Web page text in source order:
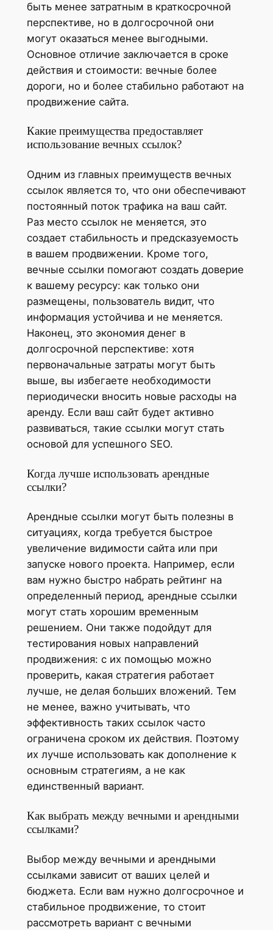
быть менее затратным в краткосрочной
перспективе, но в долгосрочной они
могут оказаться менее выгодными.
Основное отличие заключается в сроке
действия и стоимости: вечные более
дороги, но и более стабильно работают на
продвижение сайта.
Какие преимущества предоставляет
использование вечных ссылок?
Одним из главных преимуществ вечных
ссылок является то, что они обеспечивают
постоянный поток трафика на ваш сайт.
Раз место ссылок не меняется, это
создает стабильность и предсказуемость
в вашем продвижении. Кроме того,
вечные ссылки помогают создать доверие
к вашему ресурсу: как только они
размещены, пользователь видит, что
информация устойчива и не меняется.
Наконец, это экономия денег в
долгосрочной перспективе: хотя
первоначальные затраты могут быть
выше, вы избегаете необходимости
периодически вносить новые расходы на
аренду. Если ваш сайт будет активно
развиваться, такие ссылки могут стать
основой для успешного SEO.
Когда лучше использовать арендные
ссылки?
Арендные ссылки могут быть полезны в
ситуациях, когда требуется быстрое
увеличение видимости сайта или при
запуске нового проекта. Например, если
вам нужно быстро набрать рейтинг на
определенный период, арендные ссылки
могут стать хорошим временным
решением. Они также подойдут для
тестирования новых направлений
продвижения: с их помощью можно
проверить, какая стратегия работает
лучше, не делая больших вложений. Тем
не менее, важно учитывать, что
эффективность таких ссылок часто
ограничена сроком их действия. Поэтому
их лучше использовать как дополнение к
основным стратегиям, а не как
единственный вариант.
Как выбрать между вечными и арендными
ссылками?
Выбор между вечными и арендными
ссылками зависит от ваших целей и
бюджета. Если вам нужно долгосрочное и
стабильное продвижение, то стоит
рассмотреть вариант с вечными